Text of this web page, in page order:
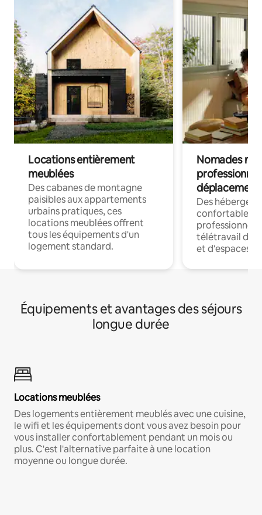
Locations entièrement
meublées
Des cabanes de montagne
paisibles aux appartements
urbains pratiques, ces
locations meublées offrent
tous les équipements d'un
logement standard.
Nomades
déplacement
Des
confortables
professionnels
télétravail
et d'espaces
Équipements et avantages des séjours
longue durée
Locations meublées
Des logements entièrement meublés avec une cuisine,
le wifi et les équipements dont vous avez besoin pour
vous installer confortablement pendant un mois ou
plus. C'est l'alternative parfaite à une location
moyenne ou longue durée.